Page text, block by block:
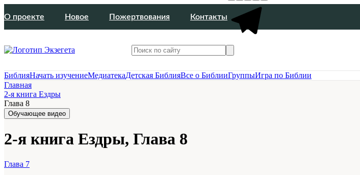
О проекте Новое Пожертвования Контакты
БиблияНачать изучениеМедиатекаДетская БиблияВсе о БиблииГруппыИгра по Библии
Главная
2-я книга Ездры
Глава 8
Обучающее видео
2-я книга Ездры, Глава 8
Глава 7